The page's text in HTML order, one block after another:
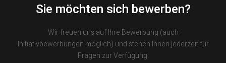
Sie möchten sich bewerben?
Wir freuen uns auf Ihre Bewerbung (auch
Initiativbewerbungen möglich) und stehen Ihnen jederzeit für
Fragen zur Verfügung.